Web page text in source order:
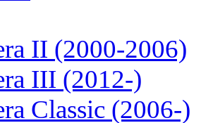
II (2000-2006)
III (2012-)
Classic (2006-)